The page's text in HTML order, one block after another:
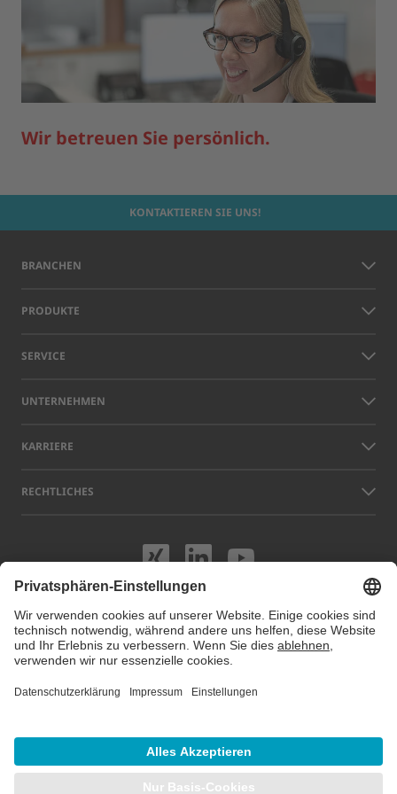
Wir betreuen Sie persönlich.
KONTAKTIEREN SIE UNS!
BRANCHEN
PRODUKTE
SERVICE
UNTERNEHMEN
KARRIERE
RECHTLICHES
Besuchen Sie
Besuchen Sie
Besuchen
Namen anderer Unternehmen und Produkte, die auf dieser Website
gezeigt werden, können Warenzeichen oder eingetragene Marken sein,
die nicht LAP, sondern den jeweiligen Eigentümern gehören. Unsere
Einstellungenverwalten oder deaktivieren. Für weitere Informationen
© 2026 LAP GmbH Laser Applikationen